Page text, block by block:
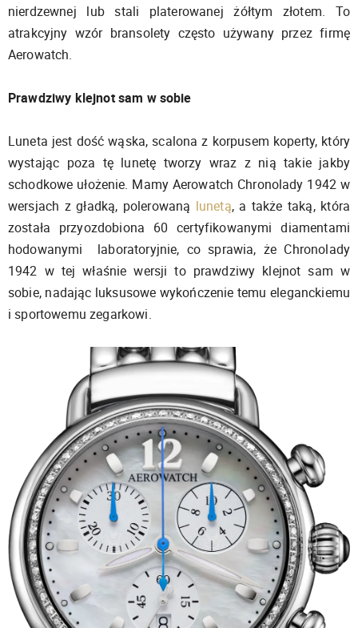
nierdzewnej lub stali platerowanej żółtym złotem. To
atrakcyjny wzór bransolety często używany przez firmę
Aerowatch.
Prawdziwy klejnot sam w sobie
Luneta jest dość wąska, scalona z korpusem koperty, który
wystając poza tę lunetę tworzy wraz z nią takie jakby
schodkowe ułożenie. Mamy Aerowatch Chronolady 1942 w
wersjach z gładką, polerowaną lunetą, a także taką, która
została przyozdobiona 60 certyfikowanymi diamentami
hodowanymi laboratoryjnie, co sprawia, że ​​Chronolady
1942 w tej właśnie wersji to prawdziwy klejnot sam w
sobie, nadając luksusowe wykończenie temu eleganckiemu
i sportowemu zegarkowi.